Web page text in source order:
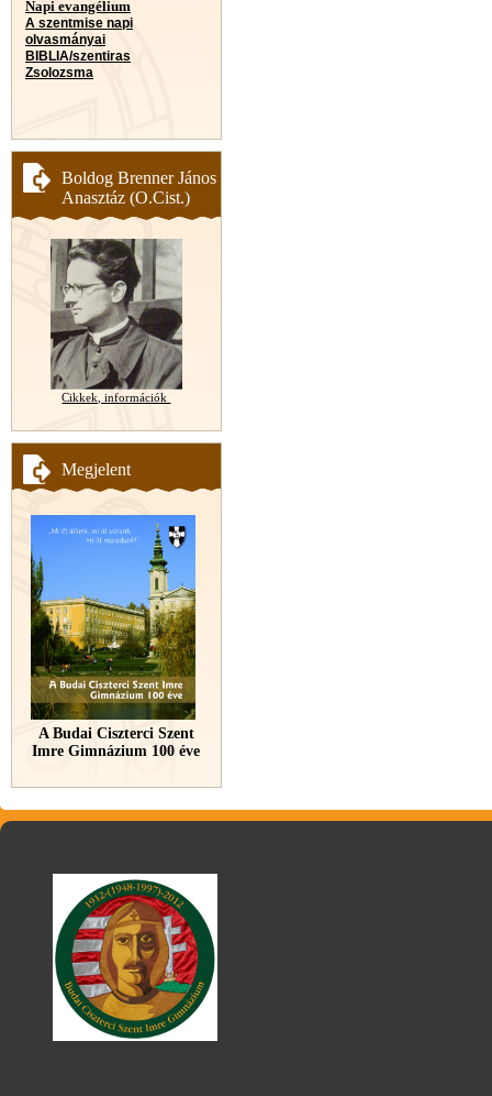
Napi evangélium
A szentmise napi
olvasmányai
BIBLIA/szentiras
Zsolozsma
Boldog Brenner János
Anasztáz (O.Cist.)
Cikkek, információk
Megjelent
A Budai Ciszterci Szent
Imre Gimnázium 100 éve